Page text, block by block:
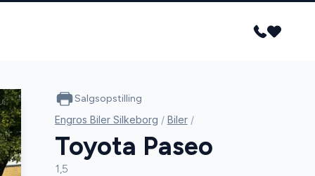
Salgsopstilling
Engros Biler Silkeborg / Biler /
Toyota Paseo
1,5